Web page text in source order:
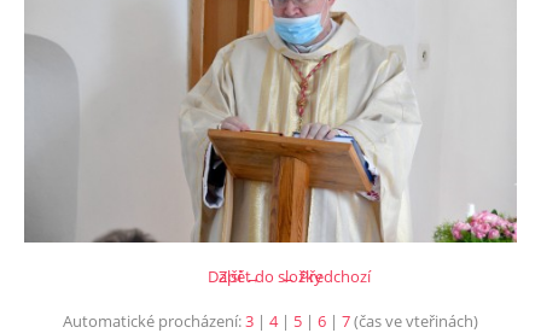
← Předchozí
Další →
Zpět do složky
Automatické procházení:3 | 4| 5 | 6 | 7(čas ve vteřinách)